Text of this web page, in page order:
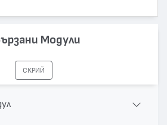
Модули
СКРИЙ